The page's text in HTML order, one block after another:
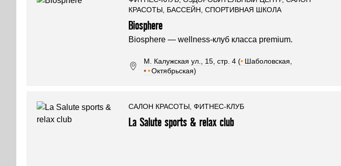
КРАСОТЫ, БАССЕЙН, СПОРТИВНАЯ ШКОЛА
Biosphere
Biosphere — wellness-клуб класса premium.
М. Калужская ул., 15, стр. 4 (• Шаболовская,
••Октябрьская)
САЛОН КРАСОТЫ, ФИТНЕС-КЛУБ
La Salute sports & relax club